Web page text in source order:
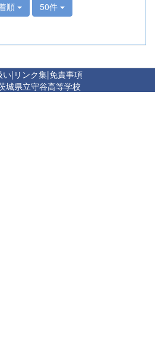
順 50件
い| リンク集|免責事項
城県立守谷高等学校